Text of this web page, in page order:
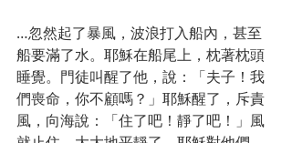
…忽然起了暴風，波浪打入船內，甚至
船要滿了水。耶穌在船尾上，枕著枕頭
睡覺。門徒叫醒了他，說：「夫子！我
們喪命，你不顧嗎？」耶穌醒了，斥責
風，向海說：「住了吧！靜了吧！」風